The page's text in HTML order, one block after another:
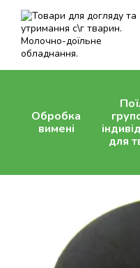
Перейти до основного
Обробка
вимені
для